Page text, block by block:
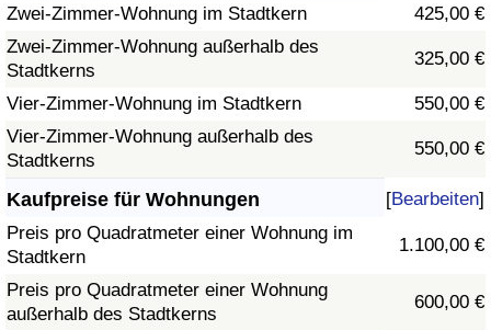
Zwei-Zimmer-Wohnung im Stadtkern
425,00 €
Zwei-Zimmer-Wohnung außerhalb des
Stadtkerns
325,00 €
Vier-Zimmer-Wohnung im Stadtkern
550,00 €
Vier-Zimmer-Wohnung außerhalb des
Stadtkerns
550,00 €
Kaufpreise für Wohnungen [Bearbeiten]
Preis pro Quadratmeter einer Wohnung im
Stadtkern
1.100,00 €
Preis pro Quadratmeter einer Wohnung
außerhalb des Stadtkerns
600,00 €